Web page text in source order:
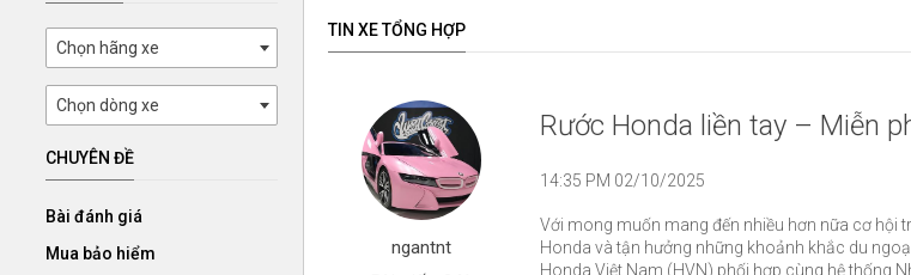
Chọn hãng xe
Chọn dòng xe
CHUYÊN ĐỀ
Bài đánh giá
Mua bảo hiểm
TIN XE TỔNG HỢP
ngantnt
Rước Honda liền tay – Miễn
14:35 PM 02/10/2025
Với mong muốn mang đến nhiều hơn nữa cơ hội
Honda và tận hưởng những khoảnh khắc du
Honda Việt Nam (HVN) phối hợp cùng hệ thống